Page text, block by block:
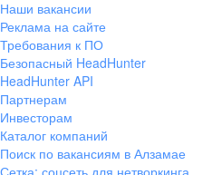
Наши вакансии
Реклама на сайте
Требования к ПО
Безопасный HeadHunter
HeadHunter API
Партнерам
Инвесторам
Каталог компаний
Поиск по вакансиям в Алзамае
Сетка: соцсеть для нетворкинга